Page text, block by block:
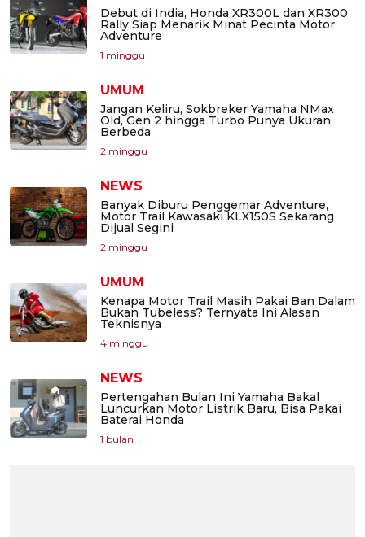
Debut di India, Honda XR300L dan XR300
Rally Siap Menarik Minat Pecinta Motor
Adventure
1 minggu
UMUM
Jangan Keliru, Sokbreker Yamaha NMax
Old, Gen 2 hingga Turbo Punya Ukuran
Berbeda
2 minggu
NEWS
Banyak Diburu Penggemar Adventure,
Motor Trail Kawasaki KLX150S Sekarang
Dijual Segini
2 minggu
UMUM
Kenapa Motor Trail Masih Pakai Ban Dalam
Bukan Tubeless? Ternyata Ini Alasan
Teknisnya
4 minggu
NEWS
Pertengahan Bulan Ini Yamaha Bakal
Luncurkan Motor Listrik Baru, Bisa Pakai
Baterai Honda
1 bulan